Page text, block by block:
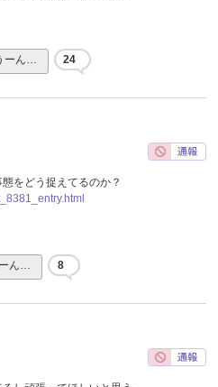
ーん… 24
をどう捉えてるのか？
ん… 8